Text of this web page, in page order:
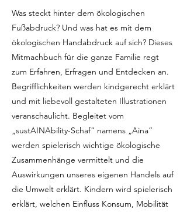
Was steckt hinter dem ökologischen
Fußabdruck? Und was hat es mit dem
ökologischen Handabdruck auf sich? Dieses
Mitmachbuch für die ganze Familie regt
zum Erfahren, Erfragen und Entdecken an.
Begrifflichkeiten werden kindgerecht erklärt
und mit liebevoll gestalteten Illustrationen
veranschaulicht. Begleitet vom
„sustAINAbility-Schaf“ namens „Aina“
werden spielerisch wichtige ökologische
Zusammenhänge vermittelt und die
Auswirkungen unseres eigenen Handels auf
die Umwelt erklärt. Kindern wird spielerisch
erklärt, welchen Einfluss Konsum, Mobilität